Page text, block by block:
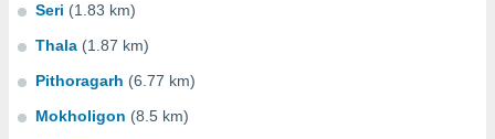
Seri (1.83 km)
Thala (1.87 km)
Pithoragarh (6.77 km)
Mokholigon (8.5 km)